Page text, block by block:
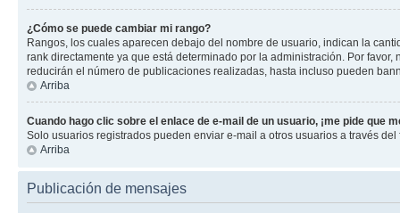
¿Cómo se puede cambiar mi rango?
Rangos, los cuales aparecen debajo del nombre de usuario, indican la
rank directamente ya que está determinado por la administración. Por
reducirán el número de publicaciones realizadas, hasta incluso pueden
Arriba
Cuando hago clic sobre el enlace de e-mail de un usuario, ¡me pide que
Solo usuarios registrados pueden enviar e-mail a otros usuarios a través
Arriba
Publicación de mensajes